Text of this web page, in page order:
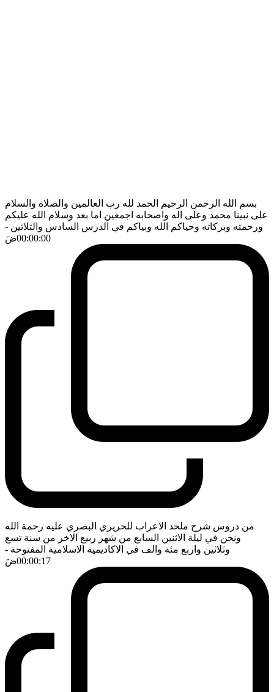
بسم الله الرحمن الرحيم الحمد لله رب العالمين والصلاة والسلام
على نبينا محمد وعلى اله واصحابه اجمعين اما بعد وسلام الله عليكم
ورحمته وبركاته وحياكم الله وبياكم في الدرس السادس والثلاثين -
00:00:00ضَ
من دروس شرح ملحد الاعراب للحريري البصري عليه رحمة الله
ونحن في ليلة الاثنين السابع من شهر ربيع الاخر من سنة تسع
وثلاثين واربع مئة والف في الاكاديمية الاسلامية المفتوحة -
00:00:17ضَ